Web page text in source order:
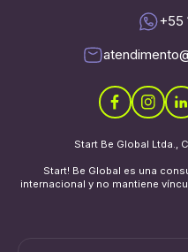
+55
Start Be Global Ltda.,
Start! Be Global es una
internacional y no mantiene